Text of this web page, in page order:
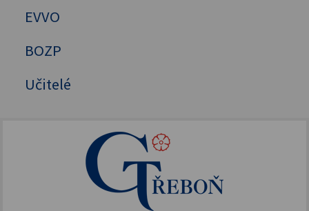
Tělesná výchova
EVVO
BOZP
Učitelé